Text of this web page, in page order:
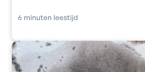
6 minuten leestijd